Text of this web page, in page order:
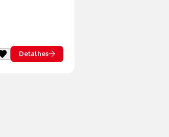
Detalhes